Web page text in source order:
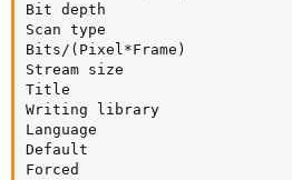
Bit depth
Scan type
Bits/(Pixel*Frame)
Stream size
Title
Writing library
Language
Default
Forced